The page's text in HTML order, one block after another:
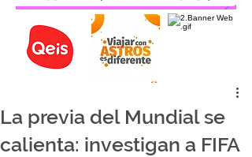
La previa del Mundial se
calienta: investigan a FIFA